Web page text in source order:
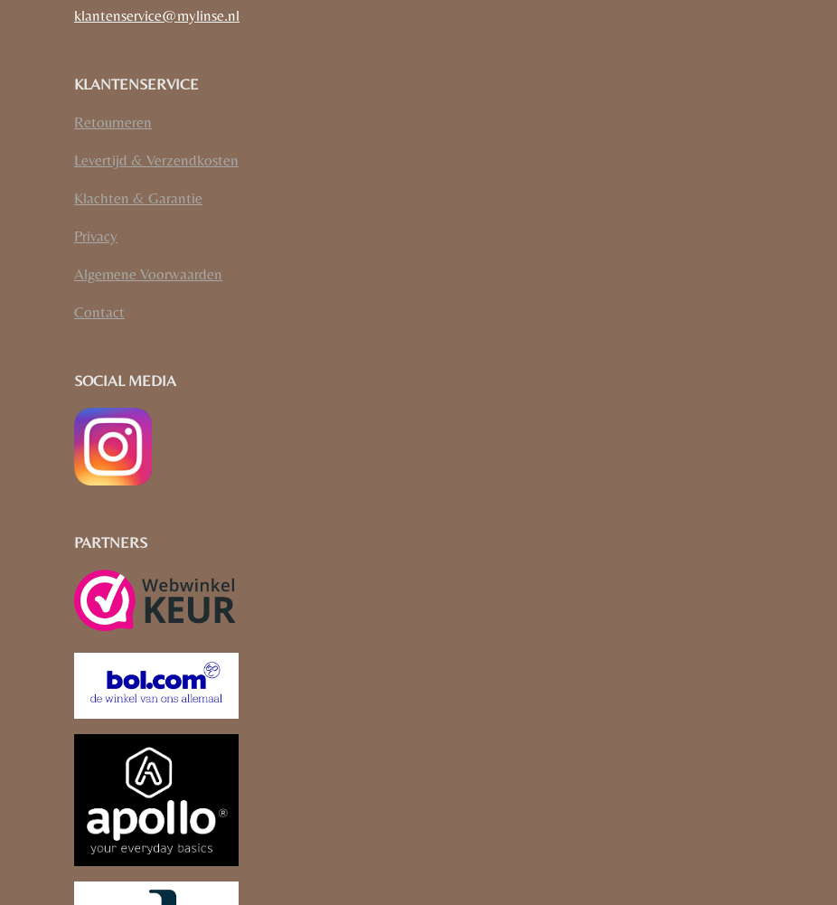
klantenservice@mylinse.nl
KLANTENSERVICE
Retourneren
Levertijd & Verzendkosten
Klachten & Garantie
Privacy
Algemene Voorwaarden
Contact
SOCIAL MEDIA
PARTNERS